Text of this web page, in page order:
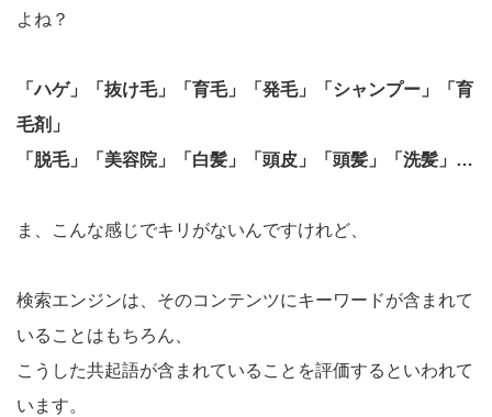
よね？
「ハゲ」「抜け毛」「育毛」「発毛」「シャンプー」「育
毛剤」
「脱毛」「美容院」「白髪」「頭皮」「頭髪」「洗髪」…
ま、こんな感じでキリがないんですけれど、
検索エンジンは、そのコンテンツにキーワードが含まれて
いることはもちろん、
こうした共起語が含まれていることを評価するといわれて
います。